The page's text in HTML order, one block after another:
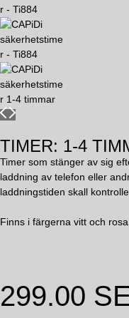
TIMER: 1-4
Timer som stänger av sig
laddning av telefon eller
laddningstiden skall
Finns i färgerna vitt och rosa.
299.00